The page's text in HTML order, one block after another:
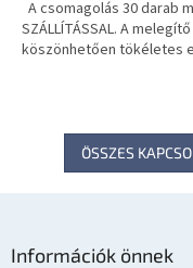
A csomagolás 30 darab
SZÁLLÍTÁSSAL. A
köszönhetően tökéletes
ÖSSZES
Információk önnek